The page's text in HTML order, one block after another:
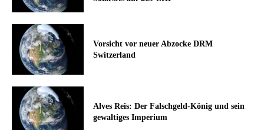
Vorsicht vor neuer Abzocke DRM
Switzerland
Alves Reis: Der Falschgeld-König und sein
gewaltiges Imperium